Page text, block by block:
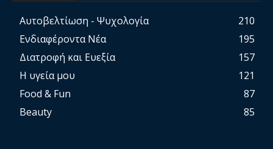
Αυτοβελτίωση - Ψυχολογία
210
Ενδιαφέροντα Νέα
195
Διατροφή και Ευεξία
157
Η υγεία μου
121
Food & Fun
87
Beauty
85